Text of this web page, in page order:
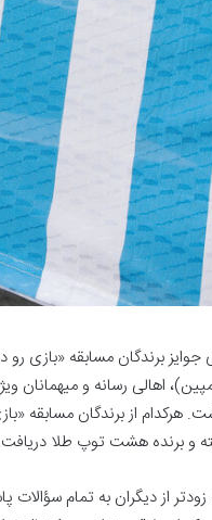
1402) مراسم اهدای جوایز برندگان
اهالی رسانه و میهمانان
هرکدام از برندگان مسابقه
و برنده هشت توپ طلا دریافت